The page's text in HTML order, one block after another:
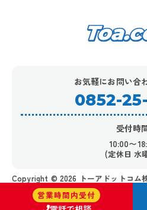
営業時間内受付
お気軽にお問い合
0852-
受付時
10:00〜
(定休日 水
Copyright ©︎ 2026 トーアドットコム